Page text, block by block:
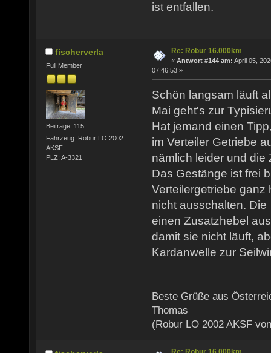
ist entfallen.
fischerverla
Full Member
Beiträge: 115
Fahrzeug: Robur LO 2002
AKSF
PLZ: A-3321
Re: Robur 16.000km
« Antwort #144 am: April 05,
07:46:53 »
Schön langsam läuft
Mai geht's zur
Hat jemand einen
im Verteiler Getriebe
nämlich leider und die
Das Gestänge ist frei
Verteilergetriebe ganz
nicht ausschalten.
einen Zusatzhebel
damit sie nicht läuft,
Kardanwelle zur
Beste Grüße aus
Thomas
(Robur LO 2002 AKSF